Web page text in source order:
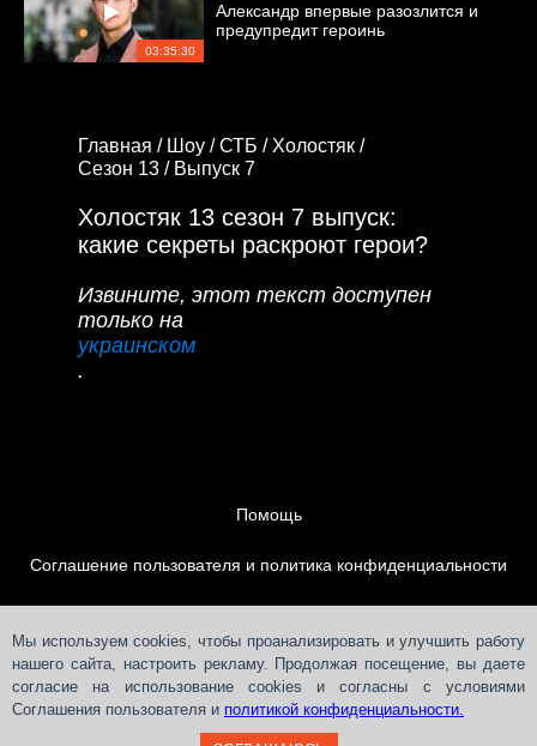
Мы используем cookies, чтобы проанализировать и улучшить работу
нашего сайта, настроить рекламу. Продолжая посещение, вы даете
согласие на использование cookies и согласны с условиями
Соглашения пользователя и политикой конфиденциальности.
03:35:30
Александр впервые разозлится и
предупредит героинь
Главная / Шоу /СТБ / Холостяк /
Сезон 13 / Выпуск 7
Холостяк 13 сезон 7 выпуск:
какие секреты раскроют герои?
Извините, этот текст доступен
только на
украинском
.
Помощь
Соглашение пользователя и политика конфиденциальности
Размещение рекламы